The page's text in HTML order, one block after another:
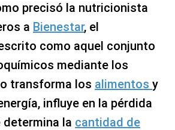
precisó la nutricionista
a Bienestar, el
como aquel conjunto
mediante los
transforma los alimentos y
influye en la pérdida
determina la cantidad de